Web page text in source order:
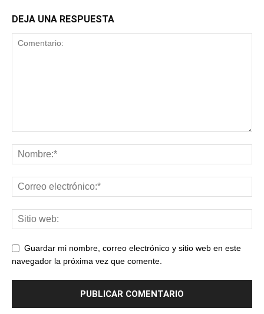
DEJA UNA RESPUESTA
Guardar mi nombre, correo electrónico y sitio web en este
navegador la próxima vez que comente.